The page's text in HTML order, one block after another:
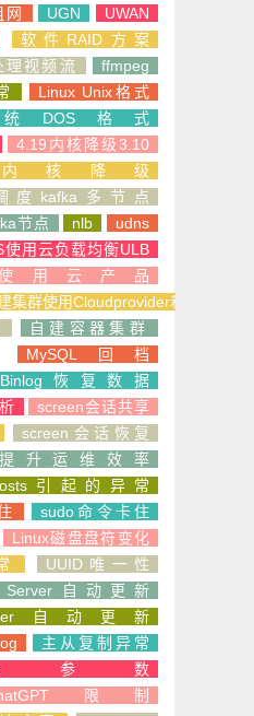
网 UGN
UWAN
软件RAID方案
理视频流
ffmpeg
Linux Unix格式
统DOS格式
4.19内核降级3.10
内核降级
度kafka多节点
节点
nlb
udns
使用云负载均衡ULB
用云产品
集群使用Cloudprovider和CSI
自建容器集群
MySQL回档
恢复数据
screen会话共享
screen会话恢复
提升运维效率
引起的异常
sudo命令卡住
Linux磁盘盘符变化
UUID唯一性
Server自动更新
自动更新
主从复制异常
参数
限制